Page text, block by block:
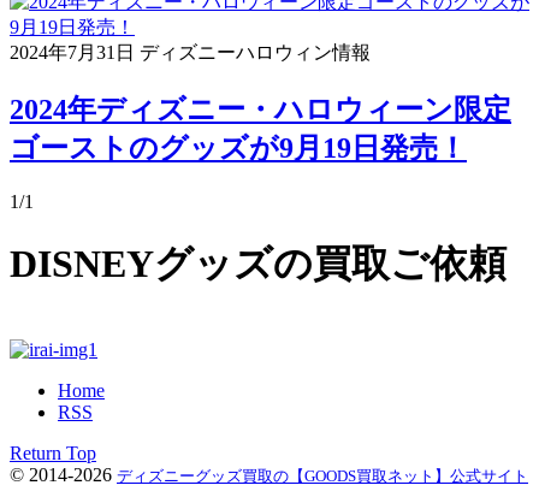
2024年7月31日 ディズニーハロウィン情報
2024年ディズニー・ハロウィーン限定
ゴーストのグッズが9月19日発売！
1/1
DISNEYグッズの買取ご依頼
Home
RSS
Return Top
© 2014-2026 ディズニーグッズ買取の【GOODS買取ネット】公式サイト